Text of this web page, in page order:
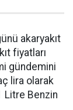
akaryakıt
fiyatları
gündemini
lira olarak
Litre Benzin